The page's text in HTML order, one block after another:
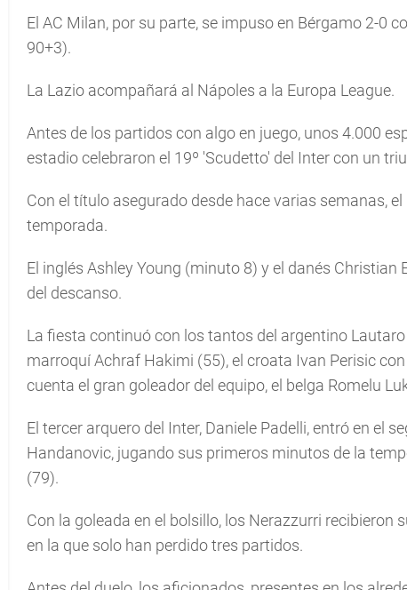
El AC Milan, por su parte, se impuso en Bérgamo 2-0
90+3).
La Lazio acompañará al Nápoles a la Europa League.
Antes de los partidos con algo en juego, unos 4.000
estadio celebraron el 19º 'Scudetto' del Inter con un
Con el título asegurado desde hace varias semanas,
temporada.
El inglés Ashley Young (minuto 8) y el danés
del descanso.
La fiesta continuó con los tantos del argentino
marroquí Achraf Hakimi (55), el croata Ivan Perisic
cuenta el gran goleador del equipo, el belga Romelu
El tercer arquero del Inter, Daniele Padelli, entró en el
Handanovic, jugando sus primeros minutos de la
(79).
Con la goleada en el bolsillo, los Nerazzurri recibieron
en la que solo han perdido tres partidos.